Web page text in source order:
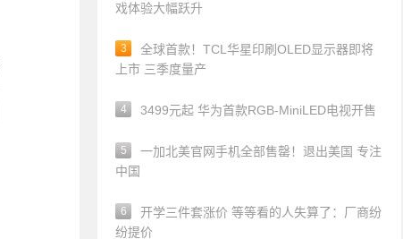
戏体验大幅跃升
3
全球首款！TCL华星印刷OLED显示器即将
上市 三季度量产
4 3499元起 华为首款RGB-MiniLED电视开售
5
一加北美官网手机全部售罄！退出美国 专注
中国
6
开学三件套涨价 等等看的人失算了：厂商纷
纷提价